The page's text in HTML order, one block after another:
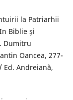
la Patriarhii
Biblie şi
Dumitru
Oancea, 277-
Ed. Andreiană,